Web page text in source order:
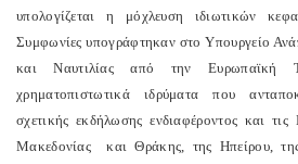
υπολογίζεται η μόχλευση ιδιωτικών
Συμφωνίες υπογράφτηκαν στο Υπουργείο
και Ναυτιλίας από την Ευρωπαϊκή
χρηματοπιστωτικά ιδρύματα που
σχετικής εκδήλωσης ενδιαφέροντος και τις
Μακεδονίας και Θράκης, της Ηπείρου,